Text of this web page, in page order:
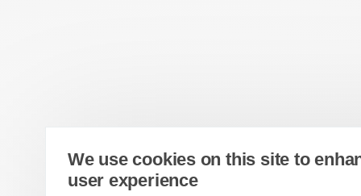
We use cookies on this site to
user experience